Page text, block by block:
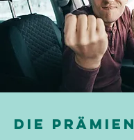
DIE PRÄMIEN